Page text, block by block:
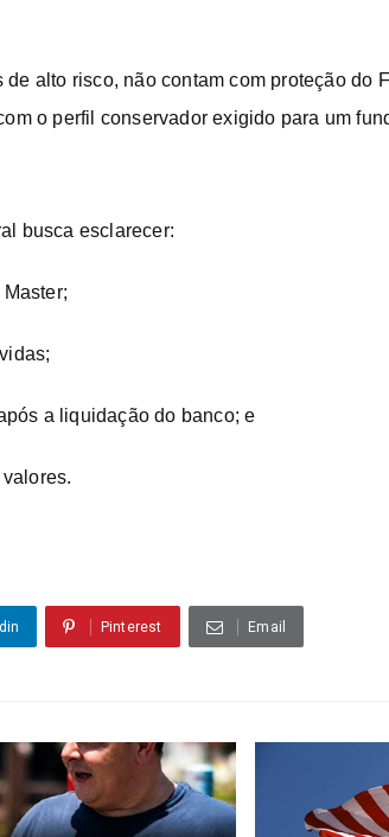
alto risco, não contam com proteção do
o perfil conservador exigido para um
busca esclarecer:
a liquidação do banco; e
Pinterest Email